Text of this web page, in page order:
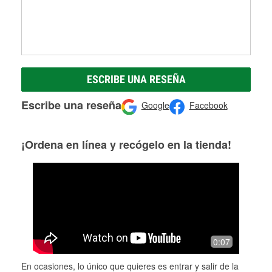
ESCRIBE UNA RESEÑA
Escribe una reseña Google Facebook
¡Ordena en línea y recógelo en la tienda!
0:07
En ocasiones, lo único que quieres es entrar y salir de la